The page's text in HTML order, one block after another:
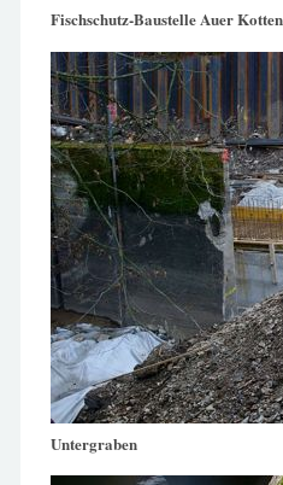
Fischschutz-Baustelle Auer
Untergraben